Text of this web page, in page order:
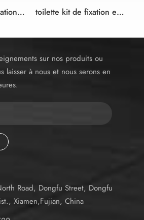
Pré-Fond Kit de Fixation pour suspension Murale Pan toilette kit de fixation en haut et en bas des options
sur nos produits ou
laisser à nous et nous serons en
Road, Dongfu Street, Dongfu
Xiamen,Fujian, China